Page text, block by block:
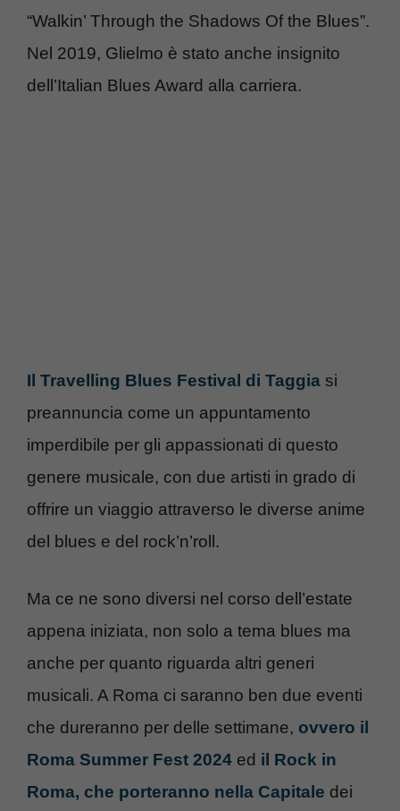
“Walkin’ Through the Shadows Of the Blues”.
Nel 2019, Glielmo è stato anche insignito
dell’Italian Blues Award alla carriera.
Il Travelling Blues Festival di Taggia si
preannuncia come un appuntamento
imperdibile per gli appassionati di questo
genere musicale, con due artisti in grado di
offrire un viaggio attraverso le diverse anime
del blues e del rock’n’roll.
Ma ce ne sono diversi nel corso dell’estate
appena iniziata, non solo a tema blues ma
anche per quanto riguarda altri generi
musicali. A Roma ci saranno ben due eventi
che dureranno per delle settimane, ovvero il
Roma Summer Fest 2024 ed il Rock in
Roma, che porteranno nella Capitale dei